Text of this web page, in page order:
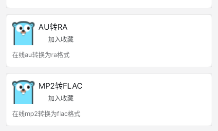
AU转RA
加入收藏
在线au转换为ra格式
MP2转FLAC
加入收藏
在线mp2转换为flac格式